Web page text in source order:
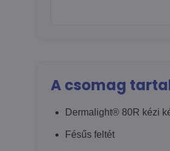
A csomag
Dermalight® 80R kézi
Fésűs feltét